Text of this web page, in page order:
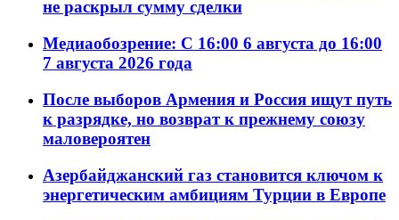
не раскрыл сумму сделки
Медиаобозрение: С 16:00 6 августа до 16:00
7 августа 2026 года
После выборов Армения и Россия ищут путь
к разрядке, но возврат к прежнему союзу
маловероятен
Азербайджанский газ становится ключом к
энергетическим амбициям Турции в Европе